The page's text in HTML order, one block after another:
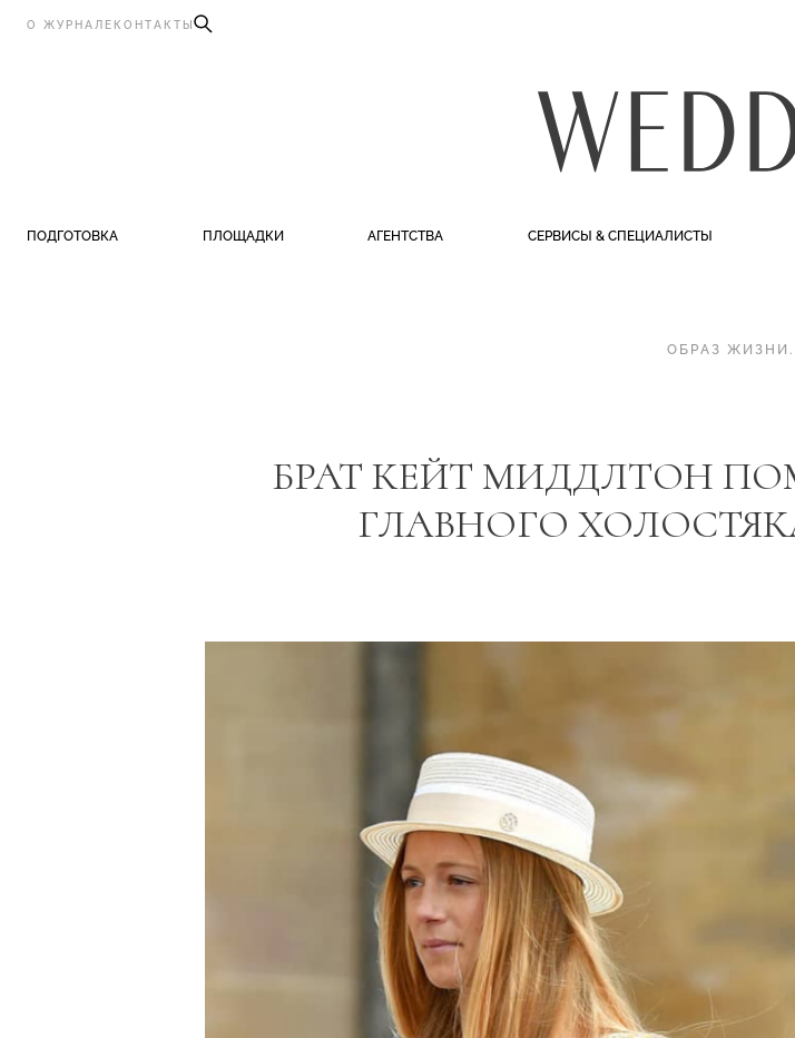
О ЖУРНАЛЕ КОНТАКТЫ
ПОДГОТОВКА ПЛОЩАДКИ АГЕНТСТВА СЕРВИСЫ & СПЕЦИАЛИСТЫ
ОБРАЗ ЖИЗНИ .
БРАТ КЕЙТ МИДДЛТОН
ГЛАВНОГО